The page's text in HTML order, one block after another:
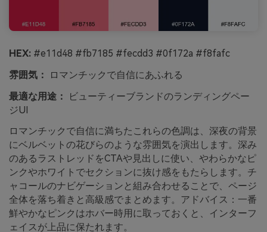
HEX: #e11d48 #fb7185 #fecdd3 #0f172a #f8fafc
雰囲気：
ロマンチックで自信にあふれる
最適な用途：
ビューティーブランドのランディングペー
ジUI
ロマンチックで自信に満ちたこれらの色調は、深夜の背景
にベルベットの花びらのような雰囲気を演出します。深み
のあるラストレッドをCTAや見出しに使い、やわらかなピ
ンクやホワイトでセクションに抜け感をもたらします。チ
ャコールのナビゲーションと組み合わせることで、ページ
全体を落ち着きと高級感でまとめます。アドバイス：一番
鮮やかなピンクはホバー時用に取っておくと、インターフ
ェイスが上品に保たれます。